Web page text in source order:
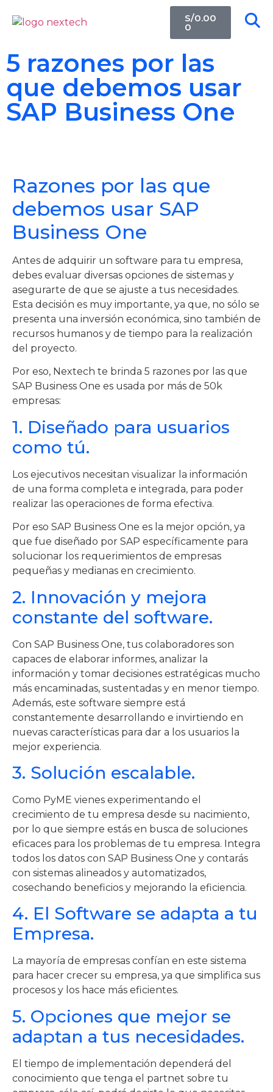
S/0.00
0
5 razones por las
que debemos usar
SAP Business One
Razones por las que
debemos usar SAP
Business One
Antes de adquirir un software para tu empresa,
debes evaluar diversas opciones de sistemas y
asegurarte de que se ajuste a tus necesidades.
Esta decisión es muy importante, ya que, no sólo se
presenta una inversión económica, sino también de
recursos humanos y de tiempo para la realización
del proyecto.
Por eso, Nextech te brinda 5 razones por las que
SAP Business One es usada por más de 50k
empresas:
1. Diseñado para usuarios
como tú.
Los ejecutivos necesitan visualizar la información
de una forma completa e integrada, para poder
realizar las operaciones de forma efectiva.
Por eso SAP Business One es la mejor opción, ya
que fue diseñado por SAP específicamente para
solucionar los requerimientos de empresas
pequeñas y medianas en crecimiento.
2. Innovación y mejora
constante del software.
Con SAP Business One, tus colaboradores son
capaces de elaborar informes, analizar la
información y tomar decisiones estratégicas mucho
más encaminadas, sustentadas y en menor tiempo.
Además, este software siempre está
constantemente desarrollando e invirtiendo en
nuevas características para dar a los usuarios la
mejor experiencia.
3. Solución escalable.
Como PyME vienes experimentando el
crecimiento de tu empresa desde su nacimiento,
por lo que siempre estás en busca de soluciones
eficaces para los problemas de tu empresa. Integra
todos los datos con SAP Business One y contarás
con sistemas alineados y automatizados,
cosechando beneficios y mejorando la eficiencia.
4. El Software se adapta a tu
Empresa.
La mayoría de empresas confían en este sistema
para hacer crecer su empresa, ya que simplifica sus
procesos y los hace más eficientes.
5. Opciones que mejor se
adaptan a tus necesidades.
El tiempo de implementación dependerá del
conocimiento que tenga el partnet sobre tu